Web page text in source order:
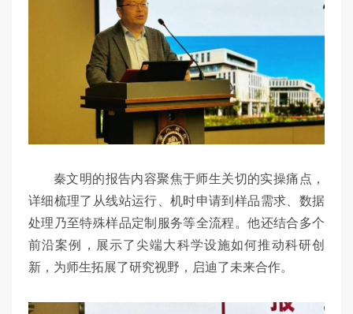
秦文明的报告内容聚焦于师生关切的实操痛点，
详细梳理了从线站运行、机时申请到样品需求、数据
处理乃至特殊样品定制服务等全流程。他还结合多个
前沿案例，展示了尖端大科学设施如何推动科研创
新，为师生拓展了研究视野，启迪了未来合作。